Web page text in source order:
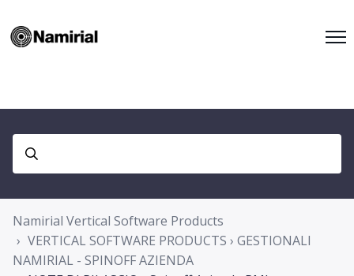
Namirial Vertical Software Products
VERTICAL SOFTWARE PRODUCTS › GESTIONALI
NAMIRIAL - SPINOFF AZIENDA